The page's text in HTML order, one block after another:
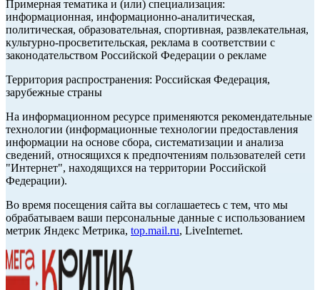
Примерная тематика и (или) специализация:
информационная, информационно-аналитическая,
политическая, образовательная, спортивная, развлекательная,
культурно-просветительская, реклама в соответствии с
законодательством Российской Федерации о рекламе
Территория распространения: Российская Федерация,
зарубежные страны
На информационном ресурсе применяются рекомендательные
технологии (информационные технологии предоставления
информации на основе сбора, систематизации и анализа
сведений, относящихся к предпочтениям пользователей сети
"Интернет", находящихся на территории Российской
Федерации).
Во время посещения сайта вы соглашаетесь с тем, что мы
обрабатываем ваши персональные данные с использованием
метрик Яндекс Метрика, top.mail.ru, LiveInternet.